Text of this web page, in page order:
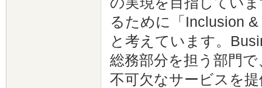
るために「Inclusion
と考えています。
総務部分を担う部門
不可欠なサービスを